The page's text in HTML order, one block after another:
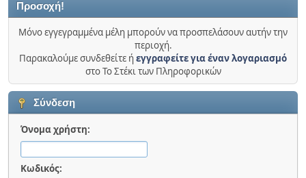
Προσοχή!
Μόνο εγγεγραμμένα μέλη μπορούν να προσπελάσουν αυτήν την
περιοχή.
Παρακαλούμε συνδεθείτε ήεγγραφείτε για έναν λογαριασμό
στο Το Στέκι των Πληροφορικών
Σύνδεση
Όνομα χρήστη:
Κωδικός: